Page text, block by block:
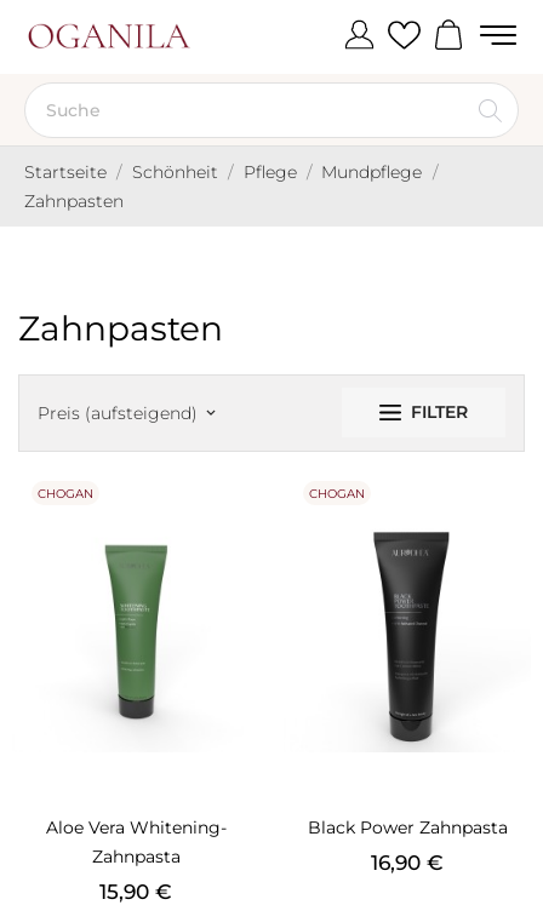
Startseite Schönheit Pflege
Mundpflege
Zahnpasten
Zahnpasten
Preis (aufsteigend) keyboard_arrow_down FILTER
Aloe Vera Whitening-
Zahnpasta
Preis
15,90 €
CHOGAN
Black Power Zahnpasta
Preis
16,90 €
CHOGAN